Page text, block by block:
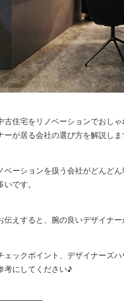
古住宅をリノベーションでおし
ーが居る会社の選び方を解説しま
ベーションを扱う会社がどんど
です。
伝えすると、腕の良いデザイナ
ェックポイント、デザイナーズ
考にしてください♪